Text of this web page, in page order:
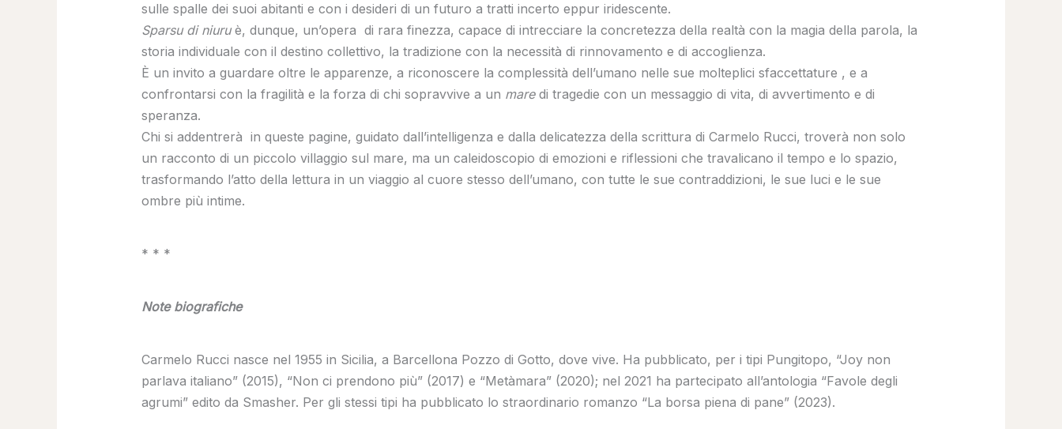
sulle spalle dei suoi abitanti e con i desideri di un futuro a tratti incerto eppur iridescente.
Sparsu di niuruè, dunque, un’opera di rara finezza, capace di intrecciare la concretezza della realtà con la magia della parola, la
storia individuale con il destino collettivo, la tradizione con la necessità di rinnovamento e di accoglienza.
È un invito a guardare oltre le apparenze, a riconoscere la complessità dell’umano nelle sue molteplici sfaccettature , e a
confrontarsi con la fragilità e la forza di chi sopravvive a un maredi tragedie con un messaggio di vita, di avvertimento e di
speranza.
Chi si addentrerà in queste pagine, guidato dall’intelligenza e dalla delicatezza della scrittura di Carmelo Rucci, troverà non solo
un racconto di un piccolo villaggio sul mare, ma un caleidoscopio di emozioni e riflessioni che travalicano il tempo e lo spazio,
trasformando l’atto della lettura in un viaggio al cuore stesso dell’umano, con tutte le sue contraddizioni, le sue luci e le sue
ombre più intime.
* * *
Note biografiche
Carmelo Rucci nasce nel 1955 in Sicilia, a Barcellona Pozzo di Gotto, dove vive. Ha pubblicato, per i tipi Pungitopo, “Joy non
parlava italiano” (2015), “Non ci prendono più” (2017) e “Metàmara” (2020); nel 2021 ha partecipato all’antologia “Favole degli
agrumi” edito da Smasher. Per gli stessi tipi ha pubblicato lo straordinario romanzo “La borsa piena di pane” (2023).